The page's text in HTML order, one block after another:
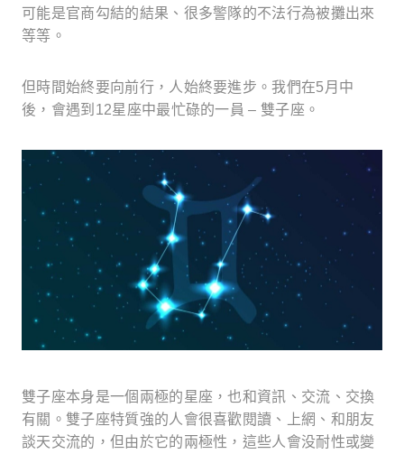
可能是官商勾結的結果、很多警隊的不法行為被攤出來
等等。
但時間始終要向前行，人始終要進步。我們在5 月中
後，會遇到 12星座中最忙碌的一員–雙子座。
雙子座本身是一個兩極的星座，也和資訊、交流、交換
有關。雙子座特質強的人會很喜歡閱讀、上網、和朋友
談天交流的，但由於它的兩極性，這些人會没耐性或變